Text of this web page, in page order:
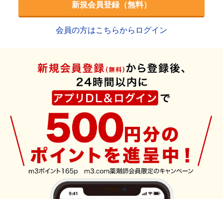
新規会員登録（無料）
会員の方はこちらからログイン